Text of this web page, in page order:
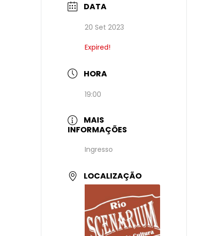
DATA
20 Set 2023
Expired!
HORA
19:00
MAIS
INFORMAÇÕES
Ingresso
LOCALIZAÇÃO